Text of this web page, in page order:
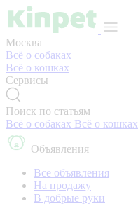
Москва
Всё о собаках
Всё о кошках
Сервисы
Поиск по статьям
Всё о собаках Всё о кошках
Объявления
Все объявления
На продажу
В добрые руки